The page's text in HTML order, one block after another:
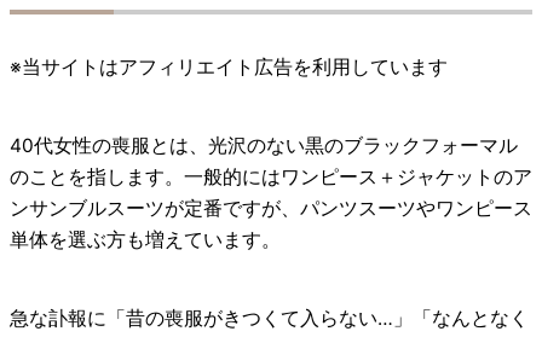
※当サイトはアフィリエイト広告を利用しています
40代女性の喪服とは、光沢のない黒のブラックフォーマル
のことを指します。一般的にはワンピース＋ジャケットのア
ンサンブルスーツが定番ですが、パンツスーツやワンピース
単体を選ぶ方も増えています。
急な訃報に「昔の喪服がきつくて入らない…」「なんとなく